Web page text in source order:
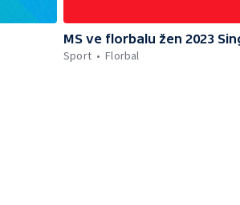
MS ve florbalu žen 2023
Sport
Florbal